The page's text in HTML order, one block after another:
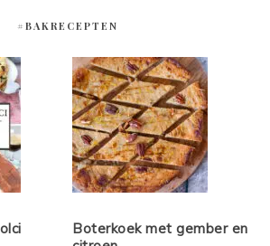
#BAKRECEPTEN
Boterkoek met gember en